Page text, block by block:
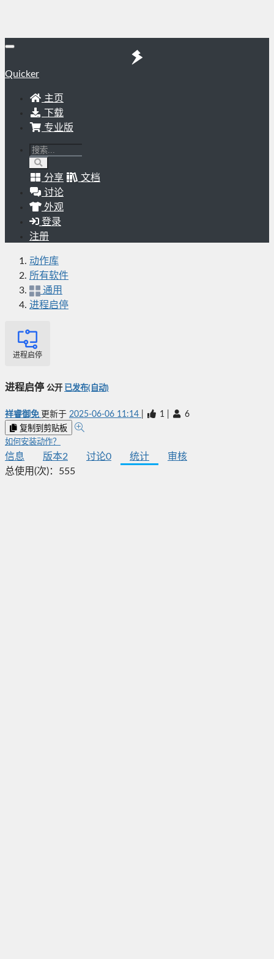
Quicker
主页
下载
专业版
分享
文档
讨论
外观
登录
注册
动作库
所有软件
通用
进程启停
进程启停
进程启停 公开 已发布(自动)
祥睿御免 更新于 2025-06-06 11:14 1 6
复制到剪贴板
如何安装动作？
信息 版本2 讨论0 统计
审核
总使用(次)： 555